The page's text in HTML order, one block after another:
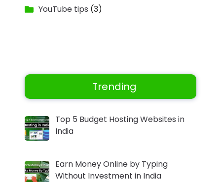
YouTube tips (3)
Trending
Top 5 Budget Hosting Websites in
India
Earn Money Online by Typing
Without Investment in India